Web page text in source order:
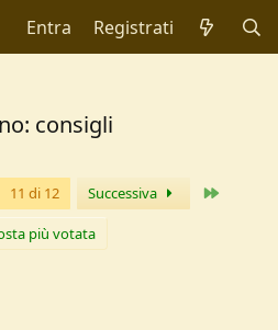
Entra Registrati
consigli
11 di 12 Successiva
più votata